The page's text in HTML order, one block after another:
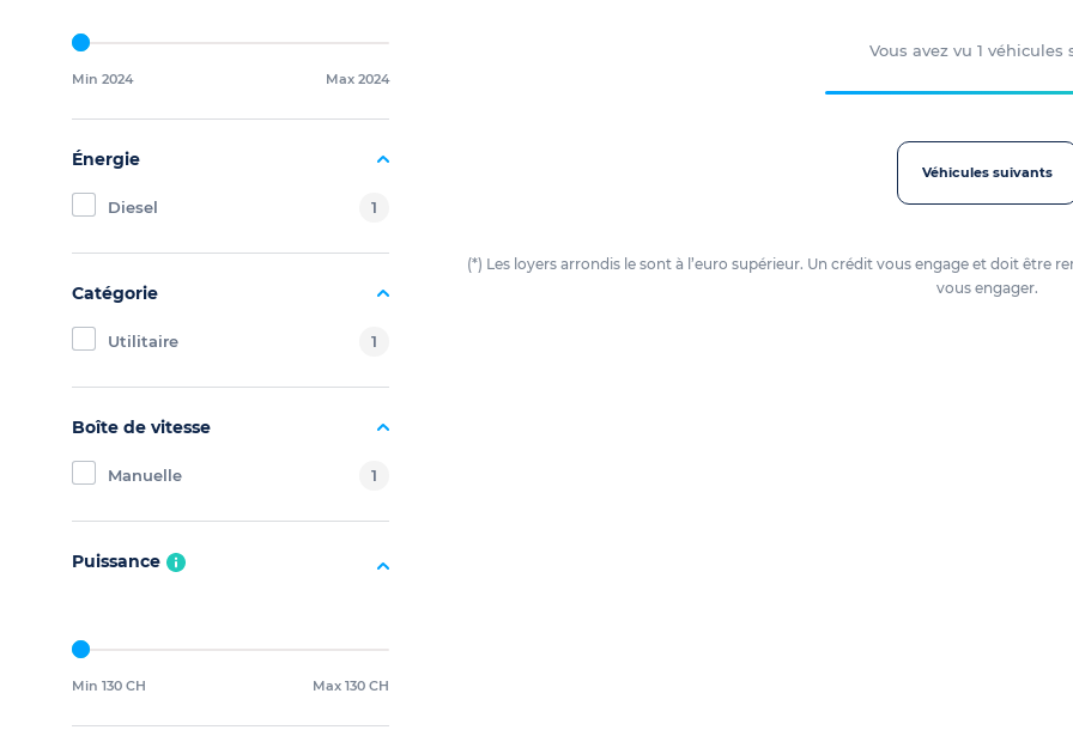
Min 2024 Max 2024
Énergie
Diesel 1
Catégorie
Utilitaire 1
Boîte de vitesse
Manuelle 1
Puissance
Min 130 CH Max 130 CH
Vous avez vu 1véhicules
Véhicules suivants
(*) Les loyers arrondis le sont à l’euro supérieur. Un crédit vous engage et doit être
vous engager.